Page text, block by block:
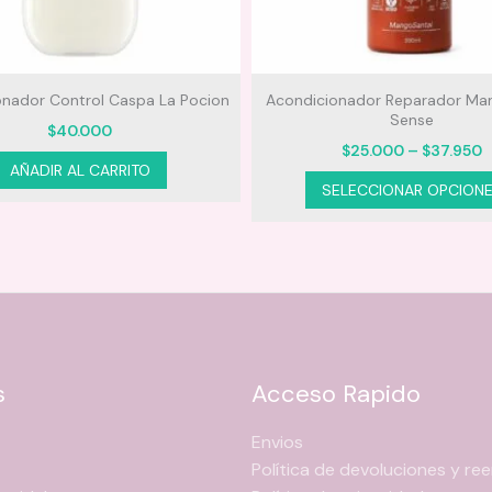
Control Caspa La Pocion
$40.000
AÑADIR AL CARRITO
Acondicionador Reparador
Sense
$25.000 – $37.950
SELECCIONAR
Acceso Rapido
Envios
Política de devoluciones y